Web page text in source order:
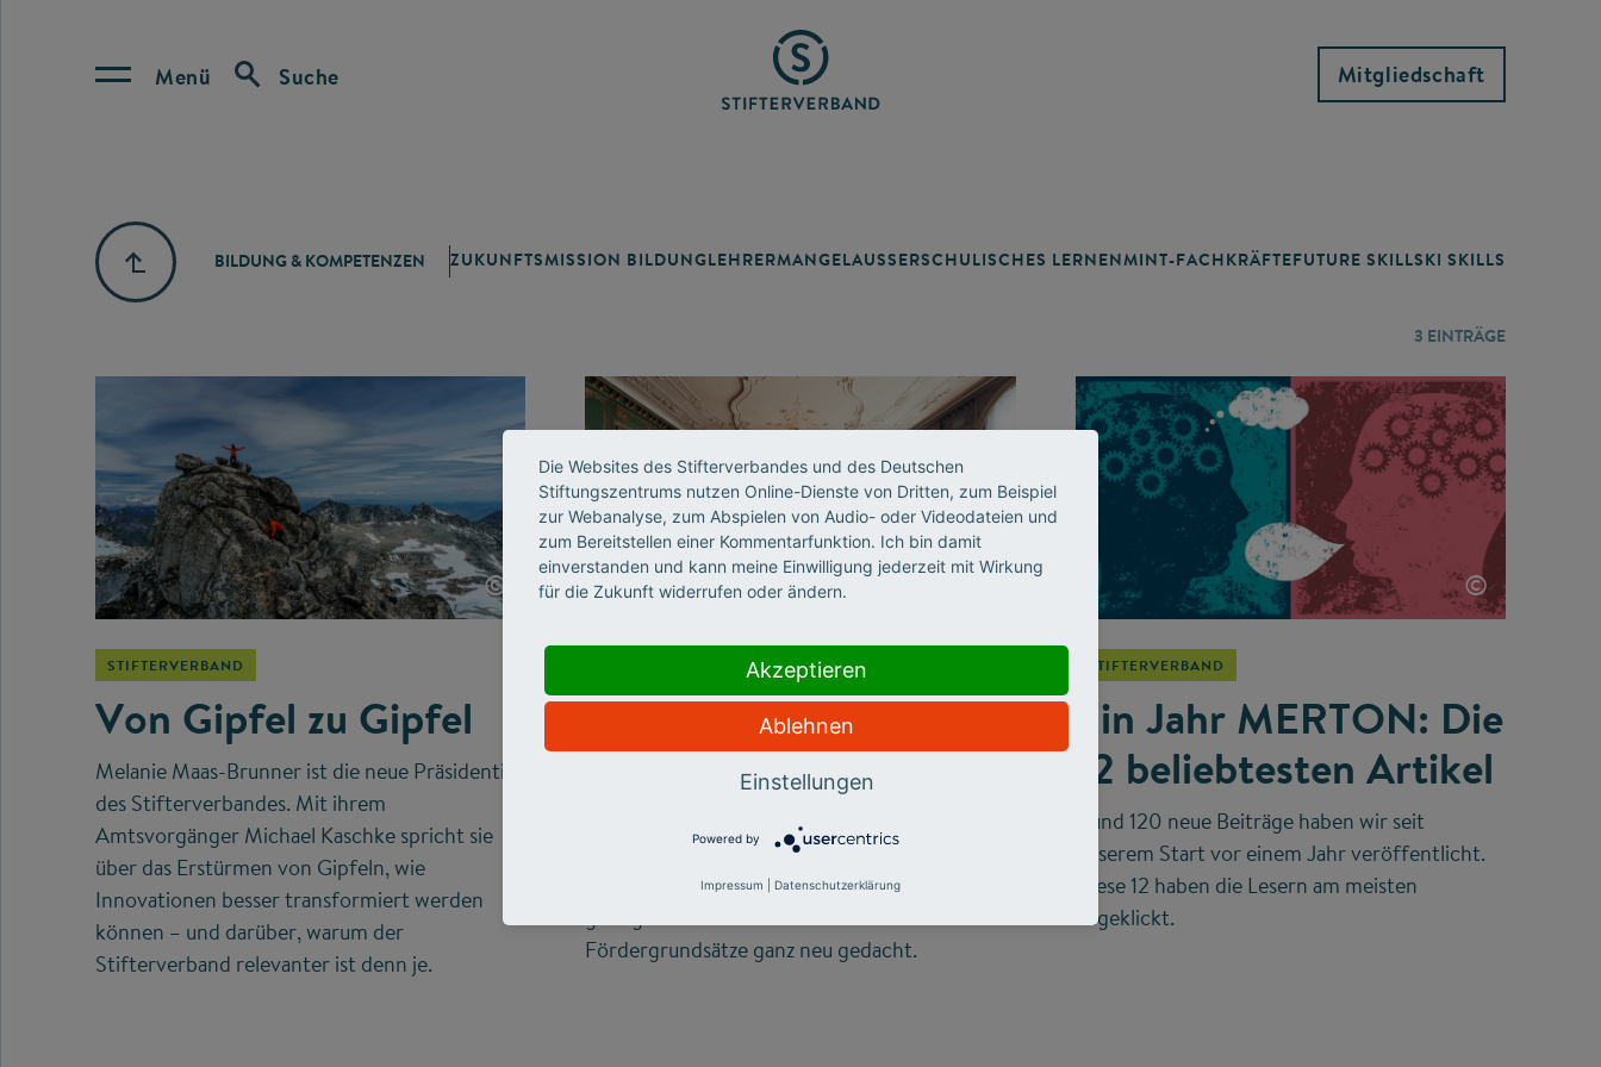
Menü Suche Mitgliedschaft
BILDUNG & KOMPETENZEN ZUKUNFTSMISSION BILDUNGLEHRERMANGELAUSSERSCHULISCHES LERNEN MINT-FACHKRÄFTEFUTURE SKILLSKI SKILLS
3 EINTRÄGE
©
STIFTERVERBAND
Von Gipfel zu Gipfel
Melanie Maas-Brunner ist die neue Präsidentin
des Stifterverbandes. Mit ihrem
Amtsvorgänger Michael Kaschke spricht sie
über das Erstürmen von Gipfeln, wie
Innovationen besser transformiert werden
können – und darüber, warum der
Stifterverband relevanter ist denn je.
©
Wirkung ins Große
denken
Wie man mit kleinen Stellschrauben viel
bewirken kann, hat der Stifterverband mit
seiner Jubiläumsinitiative „Wirkung hoch 100“
Fördergrundsätze ganz neu gedacht.
©
STIFTERVERBAND
Ein Jahr MERTON: Die
12 beliebtesten Artikel
Rund 120 neue Beiträge haben wir seit
unserem Start vor einem Jahr veröffentlicht.
Diese 12 haben die Lesern am meisten
angeklickt.
Die Websites des Stifterverbandes und des Deutschen
Stiftungszentrums nutzen Online-Dienste von Dritten, zum Beispiel
zur Webanalyse, zum Abspielen von Audio- oder Videodateien und
zum Bereitstellen einer Kommentarfunktion. Ich bin damit
einverstanden und kann meine Einwilligung jederzeit mit Wirkung
für die Zukunft widerrufen oder ändern.
Akzeptieren
Ablehnen
Einstellungen
Powered by
Impressum Datenschutzerklärung